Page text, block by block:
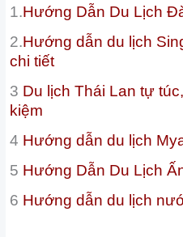
1.Hướng Dẫn Du Lịch
2.Hướng dẫn du lịch
chi tiết
3 Du lịch Thái Lan tự
kiệm
4 Hướng dẫn du lịch
5 Hướng Dẫn Du Lịch
6 Hướng dẫn du lịch